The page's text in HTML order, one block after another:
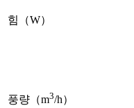
힘（W）
풍량（m3/h）